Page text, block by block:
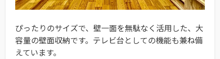
ぴったりのサイズで、壁一面を無駄なく活用した、大
容量の壁面収納です。テレビ台としての機能も兼ね備
えています。